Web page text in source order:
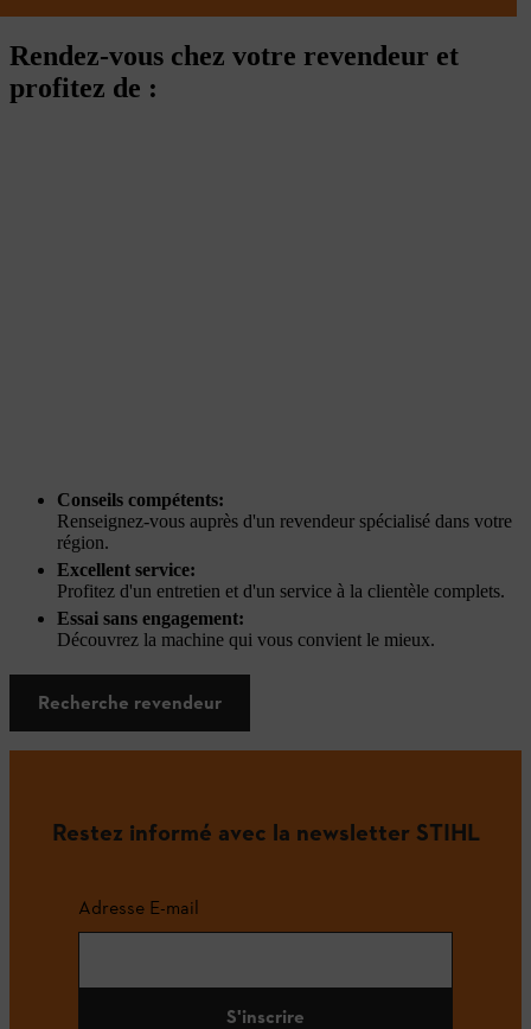
Rendez-vous chez votre revendeur et
profitez de :
Conseils compétents:
Renseignez-vous auprès d'un revendeur spécialisé dans votre
région.
Excellent service:
Profitez d'un entretien et d'un service à la clientèle complets.
Essai sans engagement:
Découvrez la machine qui vous convient le mieux.
Recherche revendeur
Restez informé avec la newsletter STIHL
Adresse E-mail
S'inscrire